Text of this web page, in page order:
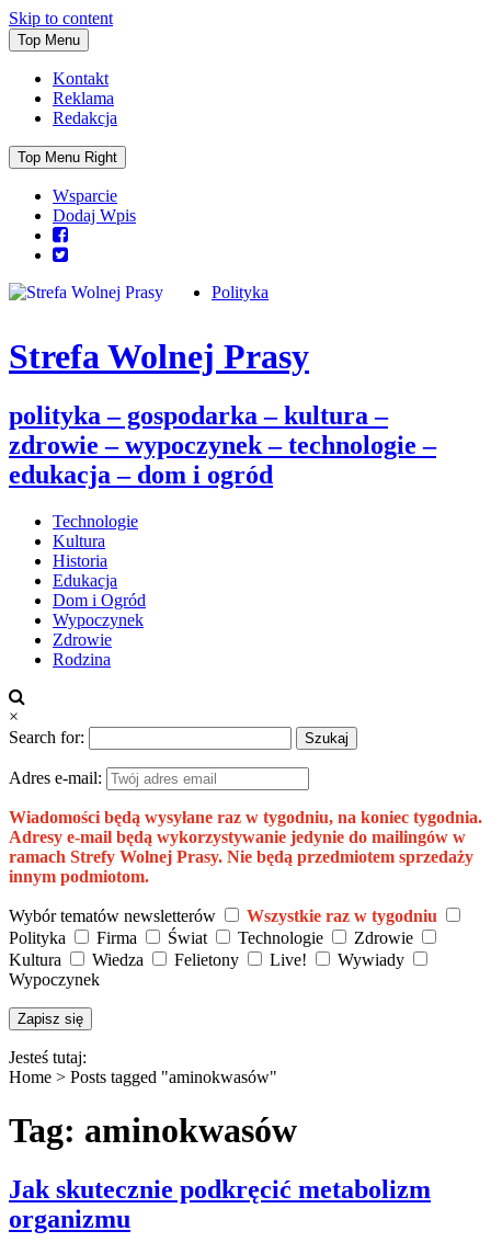
Skip to content
Top Menu
Kontakt
Reklama
Redakcja
Top Menu Right
Wsparcie
Dodaj Wpis
Strefa Wolnej Prasy
polityka – gospodarka – kultura –
zdrowie – wypoczynek – technologie –
edukacja – dom i ogród
Polityka
Technologie
Kultura
Historia
Edukacja
Dom i Ogród
Wypoczynek
Zdrowie
Rodzina
×
Search for:
Adres e-mail:
Wiadomości będą wysyłane raz w tygodniu, na koniec tygodnia.
Adresy e-mail będą wykorzystywanie jedynie do mailingów w
ramach Strefy Wolnej Prasy. Nie będą przedmiotem sprzedaży
innym podmiotom.
Wybór tematów newsletterów
Wszystkie raz w tygodniu
Polityka
Firma Świat Technologie
Zdrowie
Kultura
Wiedza Felietony Live!
Wywiady
Wypoczynek
Jesteś tutaj:
Home > Posts tagged "aminokwasów"
Tag: aminokwasów
Jak skutecznie podkręcić metabolizm
organizmu